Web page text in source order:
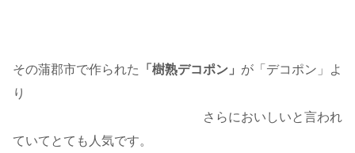
その蒲郡市で作られた 「樹熟デコポン」 が「デコポン」よ
り
さらにおいしいと言われ
ていてとても人気です。